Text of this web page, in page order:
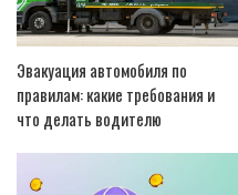
Эвакуация автомобиля по
правилам: какие требования и
что делать водителю